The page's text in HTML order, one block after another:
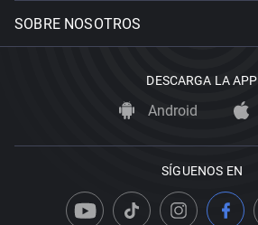
SOBRE NOSOTROS
DESCARGA LA APP
Android
SÍGUENOS EN